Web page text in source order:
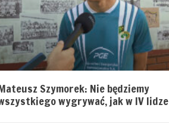
Szymorek: Nie będziemy
wygrywać, jak w IV lidze